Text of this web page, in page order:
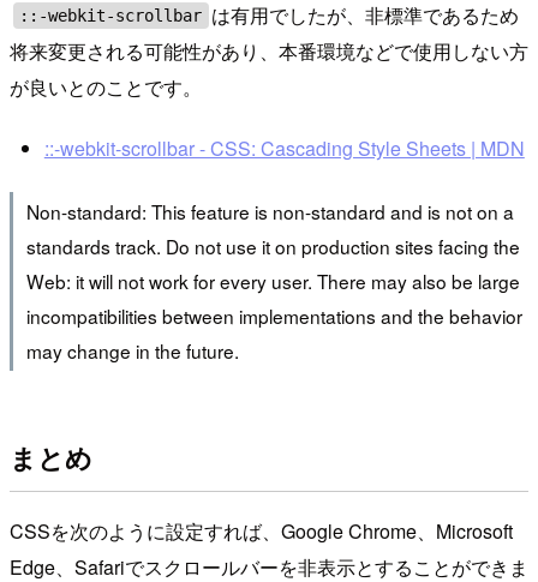
::-webkit-scrollbar は有用でしたが、非標準であるため
将来変更される可能性があり、本番環境などで使用しない方
が良いとのことです。
::-webkit-scrollbar - CSS: Cascading Style Sheets | MDN
Non-standard: This feature is non-standard and is not on a
standards track. Do not use it on production sites facing the
Web: it will not work for every user. There may also be large
incompatibilities between implementations and the behavior
may change in the future.
まとめ
CSSを次のように設定すれば、Google Chrome、Microsoft
Edge、Safariでスクロールバーを非表示とすることができま